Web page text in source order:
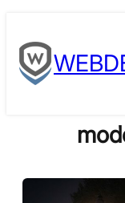
to
content